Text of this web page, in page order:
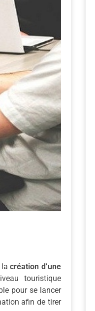
lacréation d’une
touristique
pour se lancer
afin de tirer